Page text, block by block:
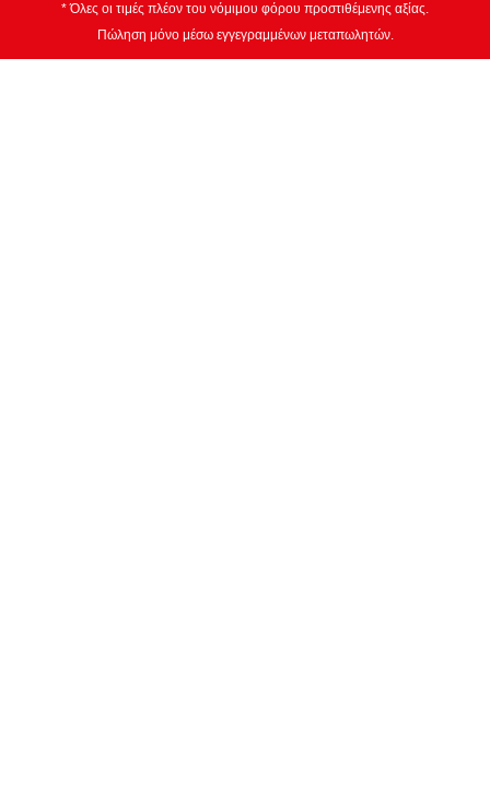
* Όλες οι τιμές πλέον του νόμιμου φόρου προστιθέμενης αξίας.
Πώληση μόνο μέσω εγγεγραμμένων μεταπωλητών.